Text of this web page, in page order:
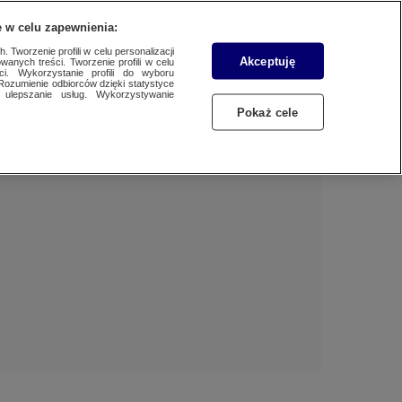
BIZNES
Dzień dobry!
ZALOGUJ SIĘ
w celu zapewnienia:
Tworzenie profili w celu personalizacji
treści. Tworzenie profili w celu
Wykorzystanie profili do wyboru
odbiorców dzięki statystyce
usług. Wykorzystywanie
Akceptuję
Pokaż cele